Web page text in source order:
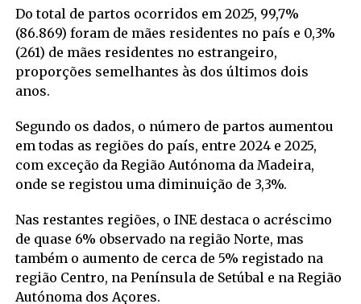
Do total de partos ocorridos em 2025, 99,7%
(86.869) foram de mães residentes no país e 0,3%
(261) de mães residentes no estrangeiro,
proporções semelhantes às dos últimos dois
anos.
Segundo os dados, o número de partos aumentou
em todas as regiões do país, entre 2024 e 2025,
com exceção da Região Autónoma da Madeira,
onde se registou uma diminuição de 3,3%.
Nas restantes regiões, o INE destaca o acréscimo
de quase 6% observado na região Norte, mas
também o aumento de cerca de 5% registado na
região Centro, na Península de Setúbal e na Região
Autónoma dos Açores.